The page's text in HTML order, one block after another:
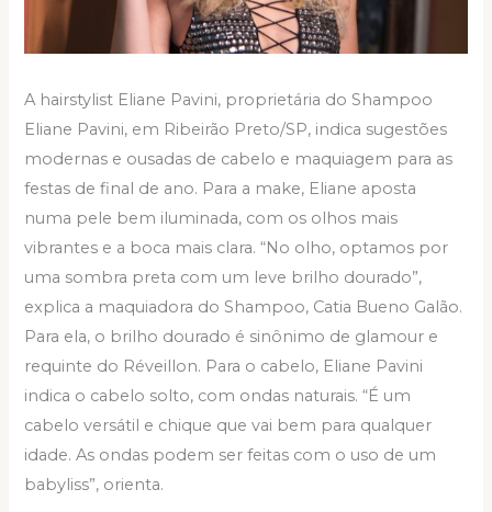
A hairstylist Eliane Pavini, proprietária do Shampoo
Eliane Pavini, em Ribeirão Preto/SP, indica sugestões
modernas e ousadas de cabelo e maquiagem para as
festas de final de ano. Para a make, Eliane aposta
numa pele bem iluminada, com os olhos mais
vibrantes e a boca mais clara. “No olho, optamos por
uma sombra preta com um leve brilho dourado”,
explica a maquiadora do Shampoo, Catia Bueno Galão.
Para ela, o brilho dourado é sinônimo de glamour e
requinte do Réveillon. Para o cabelo, Eliane Pavini
indica o cabelo solto, com ondas naturais. “É um
cabelo versátil e chique que vai bem para qualquer
idade. As ondas podem ser feitas com o uso de um
babyliss”, orienta.